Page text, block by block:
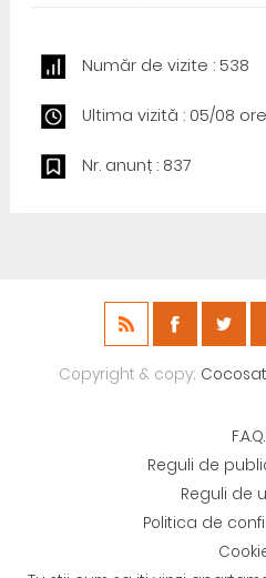
Număr de vizite : 538
Ultima vizită : 05/08 ore
Nr. anunț : 837
Copyright & copy;
F.A.Q.
Reguli de
Reguli de
Politica de